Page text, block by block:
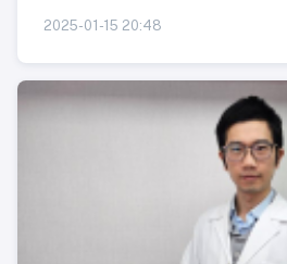
2025-01-15 20:48